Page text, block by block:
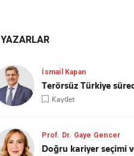
YAZARLAR
İsmail Kapan
Terörsüz Türkiye
Kaydet
Prof. Dr. Gaye Gencer
Doğru kariyer seçimi